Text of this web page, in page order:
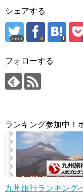
シェアする
error 0
フォローする
ランキング参加中！
九州旅行ランキング